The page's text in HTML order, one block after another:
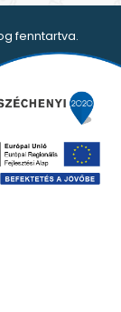
fenntartva.